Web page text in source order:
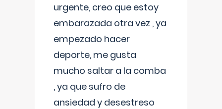
urgente, creo que estoy
embarazada otra vez , ya
empezado hacer
deporte, me gusta
mucho saltar a la comba
, ya que sufro de
ansiedad y desestreso